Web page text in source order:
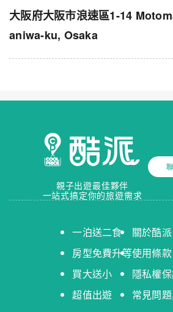
大阪府大阪市浪速區1-14
aniwa-ku, Osaka
親子出遊最佳夥伴
一站式搞定你的旅遊需求
一泊送二食
房型免費升等
買大送小
超值出遊
關於酷派
使用條款
隱私權
常見問